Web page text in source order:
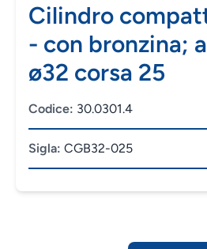
Cilindro
- con bronzina;
ø32 corsa 25
Codice: 30.0301.4
Sigla: CGB32-025